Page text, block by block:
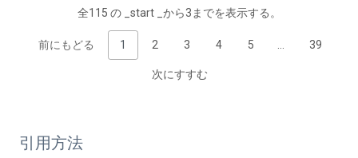
全115 の _start _から3までを表示する。
前にもどる 1 2 3 4 5 39
次にすすむ
引用方法